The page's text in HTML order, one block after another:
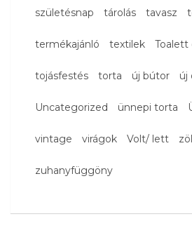
születésnap tárolás tavasz
termékajánló textilek Toalett
tojásfestés torta új bútor új
Uncategorized ünnepi torta
vintage virágok Volt/ lett
zuhanyfüggöny